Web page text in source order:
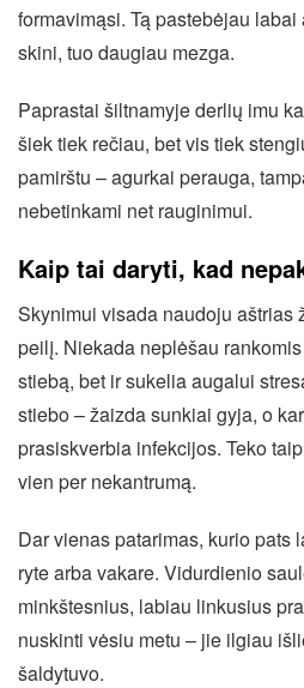
formavimąsi. Tą pastebėjau
skini, tuo daugiau mezga.
Paprastai šiltnamyje derlių imu
šiek tiek rečiau, bet vis tiek
pamirštu – agurkai perauga,
nebetinkami net rauginimui.
Kaip tai daryti, kad
Skynimui visada naudoju aštrias
peilį. Niekada neplėšau
stiebą, bet ir sukelia augalui
stiebo – žaizda sunkiai gyja, o
prasiskverbia infekcijos. Teko
vien per nekantrumą.
Dar vienas patarimas, kurio pats
ryte arba vakare. Vidurdienio
minkštesnius, labiau linkusius
nuskinti vėsiu metu – jie ilgiau
šaldytuvo.